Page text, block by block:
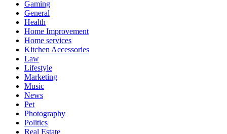
Gaming
General
Health
Home Improvement
Home services
Kitchen Accessories
Law
Lifestyle
Marketing
Music
News
Pet
Photography
Politics
Real Estate